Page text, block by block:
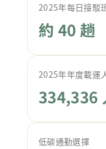
2025年每日接駁
約 40 趟
2025年年度載運
334,336
低碳通勤選擇